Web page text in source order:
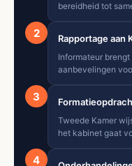
bereidheid tot
2 Rapportage aan
Informateur
aanbevelingen
3
Tweede Kamer
het kabinet gaat
4